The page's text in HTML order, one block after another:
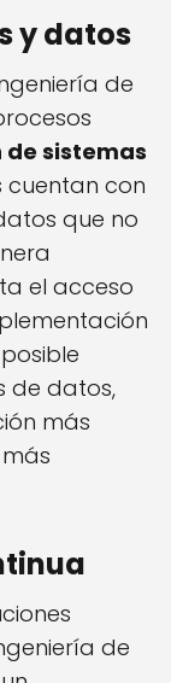
y datos
de
sistemas
cuentan con
que no
el acceso
de datos,
más
de